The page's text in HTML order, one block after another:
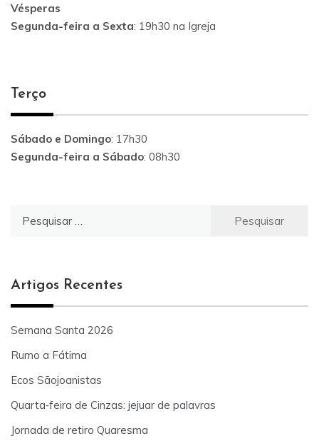
Vésperas
Segunda-feira a Sexta: 19h30 na Igreja
Terço
Sábado e Domingo: 17h30
Segunda-feira a Sábado: 08h30
Artigos Recentes
Semana Santa 2026
Rumo a Fátima
Ecos Sãojoanistas
Quarta‑feira de Cinzas: jejuar de palavras
Jornada de retiro Quaresma